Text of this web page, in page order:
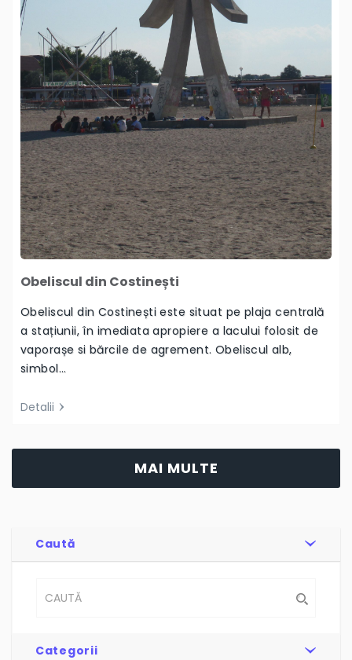
Obeliscul din Costinești
Obeliscul din Costinești este situat pe plaja centrală
a stațiunii, în imediata apropiere a lacului folosit de
vaporașe si bărcile de agrement. Obeliscul alb,
simbol…
Detalii
MAI MULTE
Caută
Categorii